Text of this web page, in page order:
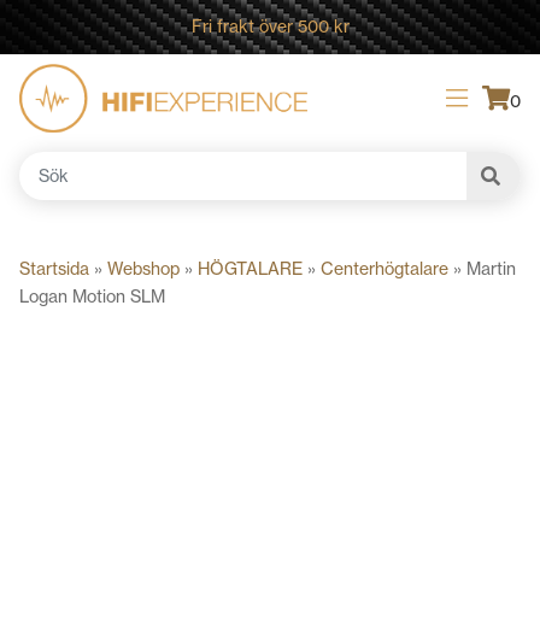
Fri frakt över 500 kr
0
Sök
Startsida » Webshop » HÖGTALARE » Centerhögtalare » Martin
Logan Motion SLM